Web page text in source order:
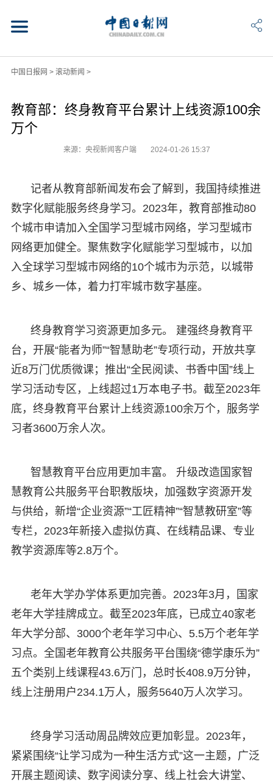
中国日报网 > 滚动新闻 >
教育部：终身教育平台累计上线资源100余
万个
来源：央视新闻客户端 2024-01-26 15:37
记者从教育部新闻发布会了解到，我国持续推进
数字化赋能服务终身学习。2023年，教育部推动80
个城市申请加入全国学习型城市网络，学习型城市
网络更加健全。聚焦数字化赋能学习型城市，以加
入全球学习型城市网络的10个城市为示范，以城带
乡、城乡一体，着力打牢城市数字基座。
终身教育学习资源更加多元。 建强终身教育平
台，开展“能者为师”“智慧助老”专项行动，开放共享
近8万门优质微课；推出“全民阅读、书香中国”线上
学习活动专区，上线超过1万本电子书。截至2023年
底，终身教育平台累计上线资源100余万个，服务学
习者3600万余人次。
智慧教育平台应用更加丰富。 升级改造国家智
慧教育公共服务平台职教版块，加强数字资源开发
与供给，新增“企业资源”“工匠精神”“智慧教研室”等
专栏，2023年新接入虚拟仿真、在线精品课、专业
教学资源库等2.8万个。
老年大学办学体系更加完善。2023年3月，国家
老年大学挂牌成立。截至2023年底，已成立40家老
年大学分部、3000个老年学习中心、5.5万个老年学
习点。全国老年教育公共服务平台围绕“德学康乐为”
五个类别上线课程43.6万门，总时长408.9万分钟，
线上注册用户234.1万人，服务5640万人次学习。
终身学习活动周品牌效应更加彰显。2023年，
紧紧围绕“让学习成为一种生活方式”这一主题，广泛
开展主题阅读、数字阅读分享、线上社会大讲堂、